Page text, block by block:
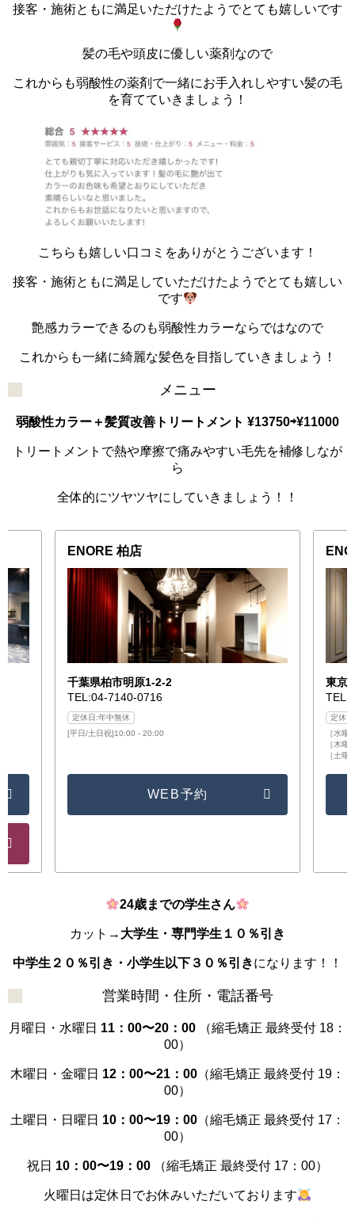
接客・施術ともに満足いただけたようでとても嬉しいです
髪の毛や頭皮に優しい薬剤なので
これからも弱酸性の薬剤で一緒にお手入れしやすい髪の毛
を育てていきましょう！
こちらも嬉しい口コミをありがとうございます！
接客・施術ともに満足していただけたようでとても嬉しい
です
艶感カラーできるのも弱酸性カラーならではなので
これからも一緒に綺麗な髪色を目指していきましょう！
メニュー
弱酸性カラー＋髪質改善トリートメント ¥13750⇨¥11000
トリートメントで熱や摩擦で痛みやすい毛先を補修しなが
ら
全体的にツヤツヤにしていきましょう！！
ENORE 柏店
千葉県柏市明原1-2-2
TEL:04-7140-0716
定休日:年中無休
[平日/土日祝]10:00 - 20:00
WEB予約
東京
定休
［水
［木
［土
24歳までの学生さん
カット→ 大学生・専門学生１０％引き
中学生２０％引き・小学生以下３０％引きになります！！
営業時間・住所・電話番号
月曜日・水曜日 11：00〜20：00
（縮毛矯正 最終受付 18：
00）
木曜日・金曜日 12：00〜21：00 （縮毛矯正 最終受付 19：
00）
土曜日・日曜日 10：00〜19：00 （縮毛矯正 最終受付 17：
00）
祝日 10：00〜19：00 （縮毛矯正 最終受付 17：00）
火曜日は定休日でお休みいただいております